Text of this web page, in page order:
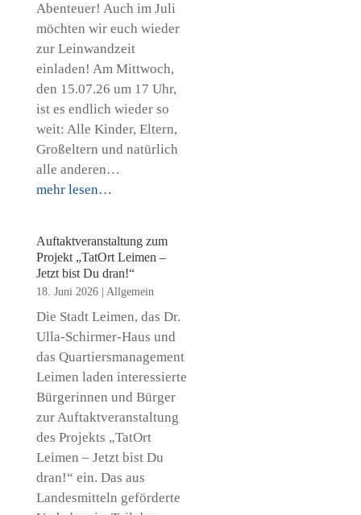
Abenteuer! Auch im Juli
möchten wir euch wieder
zur Leinwandzeit
einladen! Am Mittwoch,
den 15.07.26 um 17 Uhr,
ist es endlich wieder so
weit: Alle Kinder, Eltern,
Großeltern und natürlich
alle anderen…
mehr lesen…
Auftaktveranstaltung zum
Projekt „TatOrt Leimen –
Jetzt bist Du dran!“
18. Juni 2026| Allgemein
Die Stadt Leimen, das Dr.
Ulla-Schirmer-Haus und
das Quartiersmanagement
Leimen laden interessierte
Bürgerinnen und Bürger
zur Auftaktveranstaltung
des Projekts „TatOrt
Leimen – Jetzt bist Du
dran!“ ein. Das aus
Landesmitteln geförderte